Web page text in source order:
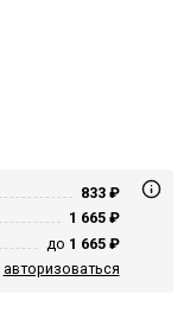
833 ₽
1 665 ₽
до 1 665 ₽
авторизоваться